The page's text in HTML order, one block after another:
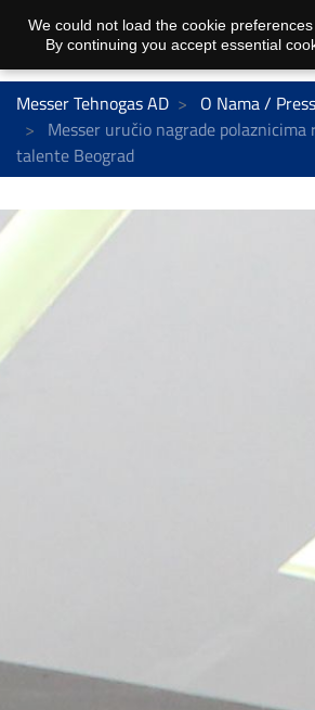
Messer Tehnogas AD O Nama / Press
Messer uručio nagrade
talente Beograd
We could not load the cookie preferences
By continuing you accept essential